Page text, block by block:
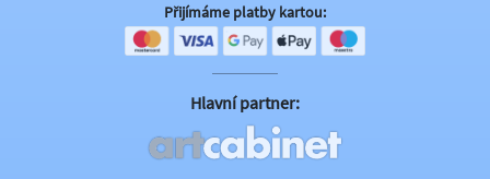
Přijímáme platby kartou:
Hlavní partner: